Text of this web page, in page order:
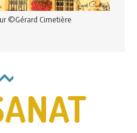
©Gérard Cimetière